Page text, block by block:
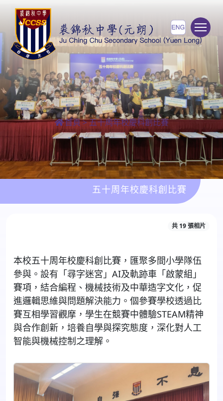
首頁>五十周年校慶科創比賽
五十周年校慶科創比賽
共 19 張相片
本校五十周年校慶科創比賽，匯聚多間小學隊伍
參與。設有「尋字迷宮」AI及軌跡車「啟蒙組」
賽項，結合編程、機械技術及中華造字文化，促
進邏輯思維與問題解決能力。個參賽學校透過比
賽互相學習觀摩，學生在競賽中體驗STEAM精神
與合作創新，培養自學與探究態度，深化對人工
智能與機械控制之理解。